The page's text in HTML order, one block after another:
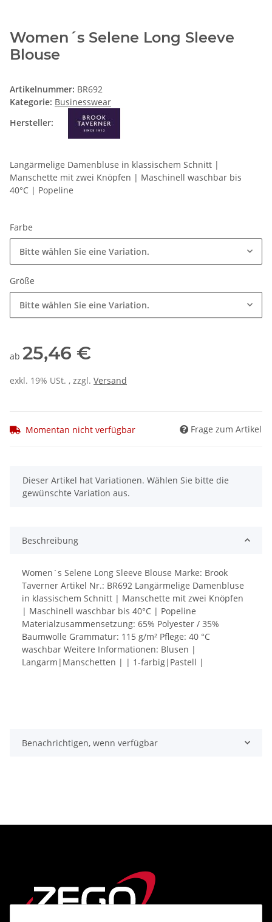
Women´s Selene Long Sleeve
Blouse
Artikelnummer: BR692
Kategorie: Businesswear
Hersteller:
Langärmelige Damenbluse in klassischem Schnitt |
Manschette mit zwei Knöpfen | Maschinell waschbar bis
40°C | Popeline
Farbe
Bitte wählen Sie eine Variation.
Größe
Bitte wählen Sie eine Variation.
ab 25,46 €
exkl. 19% USt. , zzgl. Versand
Momentan nicht verfügbar Frage zum Artikel
x
Dieser Artikel hat Variationen. Wählen Sie bitte die
gewünschte Variation aus.
Beschreibung
Women´s Selene Long Sleeve Blouse Marke: Brook
Taverner Artikel Nr.: BR692 Langärmelige Damenbluse
in klassischem Schnitt | Manschette mit zwei Knöpfen
| Maschinell waschbar bis 40°C | Popeline
Materialzusammensetzung: 65% Polyester / 35%
Baumwolle Grammatur: 115 g/m² Pflege: 40 °C
waschbar Weitere Informationen: Blusen |
Langarm|Manschetten | | 1-farbig|Pastell |
Benachrichtigen, wenn verfügbar